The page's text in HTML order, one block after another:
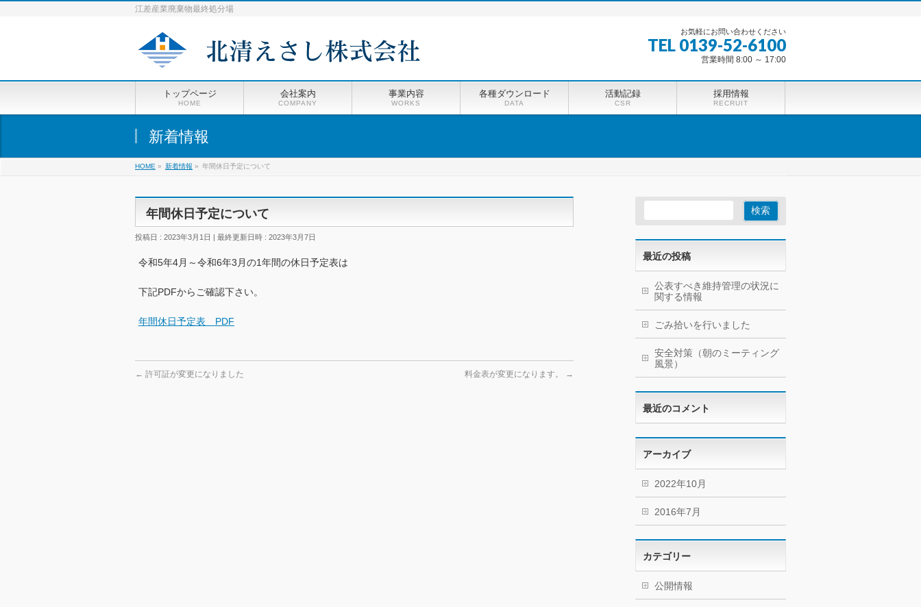
江差産業廃棄物最終処分場
お気軽にお問い合わせください
TEL 0139-52-6100
営業時間 8:00 ～ 17:00
トップページ
HOME
会社案内
COMPANY
事業内容
WORKS
各種ダウンロード
DATA
活動記録
CSR
採用情報
RECRUIT
新着情報
HOME » 新着情報 » 年間休日予定について
年間休日予定について
投稿日 : 2023年3月1日 最終更新日時 : 2023年3月7日
令和5年4月～令和6年3月の1年間の休日予定表は
下記PDFからご確認下さい。
年間休日予定表 PDF
← 許可証が変更になりました 料金表が変更になります。 →
最近の投稿
公表すべき維持管理の状況に
関する情報
ごみ拾いを行いました
安全対策（朝のミーティング
風景）
最近のコメント
アーカイブ
2022年10月
2016年7月
カテゴリー
公開情報